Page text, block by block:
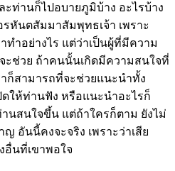
ท่านก็ไปอบายภูมิบ้าง อะไรบ้าง
หันตสัมมาสัมพุทธเจ้า เพราะ
ำอย่างไร แต่ว่าเป็นผู้ที่มีความ
ช่วย ถ้าคนนั้นเกิดมีความสนใจที่
าก็สามารถที่จะช่วยแนะนำทั้ง
ให้ท่านฟัง หรือแนะนำอะไรก็
นสนใจขึ้น แต่ถ้าใครก็ตาม ยังไม่
อันนี้คงจะจริง เพราะว่าเสีย
อื่นที่เขาพอใจ